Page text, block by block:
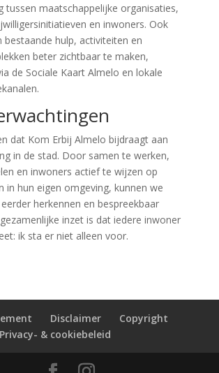
tussen maatschappelijke organisaties,
en inwoners. Ook
bestaande hulp, activiteiten en
beter zichtbaar te maken,
de Sociale Kaart Almelo en lokale
dat Kom Erbij Almelo bijdraagt aan
in de stad. Door samen te werken,
en inwoners actief te wijzen op
in hun eigen omgeving, kunnen we
herkennen en bespreekbaar
inzet is dat iedere inwoner
ik sta er niet alleen voor.
Disclaimer
Copyright
Privacy- & cookiebeleid